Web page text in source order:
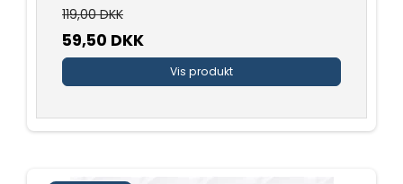
119,00 DKK
59,50 DKK
Vis produkt